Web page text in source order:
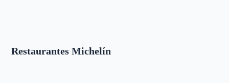
Restaurantes Michelín